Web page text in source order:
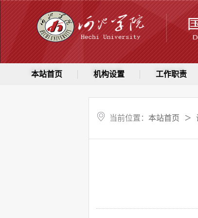
本站首页 机构设置 工作职责
当前位置： 本站首页 ＞